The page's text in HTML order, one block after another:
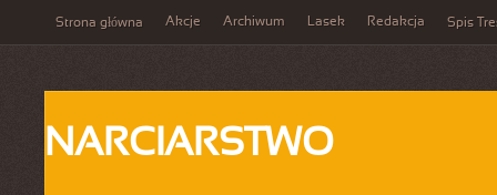
Strona główna Akcje Archiwum Lasek Redakcja Spis
NARCIARSTWO